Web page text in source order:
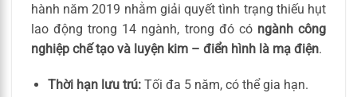
hành năm 2019 nhằm giải quyết tình trạng thiếu hụt
lao động trong 14 ngành, trong đó có ngành công
nghiệp chế tạo và luyện kim – điển hình là mạ điện.
Thời hạn lưu trú:Tối đa 5 năm, có thể gia hạn.